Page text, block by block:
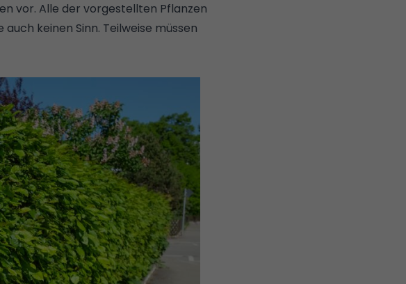
vor. Alle der vorgestellten Pflanzen
keinen Sinn. Teilweise müssen